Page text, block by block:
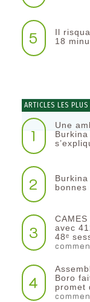
5
Il
18
ARTICLES LES PLUS
1
Une
2
3
avec
48ᵉ
4
Boro
promet